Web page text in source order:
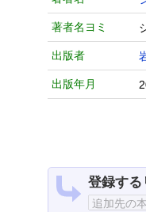
著者名ヨミ
出版者
出版年月
登録する